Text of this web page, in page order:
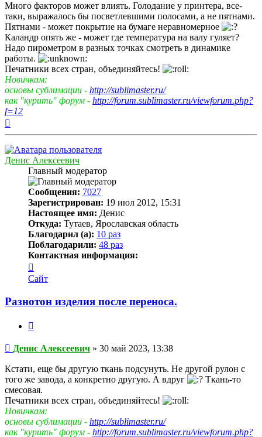
Много факторов может влиять. Голодание у принтера, все-
таки, выражалось бы посветлевшими полосами, а не пятнами.
Пятнами - может покрытие на бумаге неравномерное
Каландр опять же - может где температура на валу гуляет?
Надо пирометром в разных точках смотреть в динамике
работы.
Печатники всех стран, объединяйтесь!
Новичкам:
основы сублимации - http://sublimaster.ru/
как "курить" форум - http://forum.sublimaster.ru/viewforum.php?
f=12
Денис Алексеевич
Главный модератор
Сообщения: 7027
Зарегистрирован: 19 июл 2012, 15:31
Настоящее имя: Денис
Откуда: Тутаев, Ярославская область
Благодарил (а): 10 раз
Поблагодарили: 48 раз
Контактная информация:
информация
пользователя
Алексеевич
Сайт
Разнотон изделия после переноса.
Непрочитанное
сообщение
Денис Алексеевич » 30 май 2023, 13:38
Кстати, еще бы другую ткань подсунуть. Не другой рулон с
того же завода, а конкретно другую. А вдруг
Ткань-то
смесовая.
Печатники всех стран, объединяйтесь!
Новичкам:
основы сублимации - http://sublimaster.ru/
как "курить" форум - http://forum.sublimaster.ru/viewforum.php?